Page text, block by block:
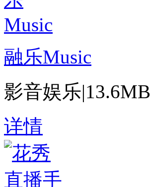
融乐Music
影音娱乐|13.6MB
详情